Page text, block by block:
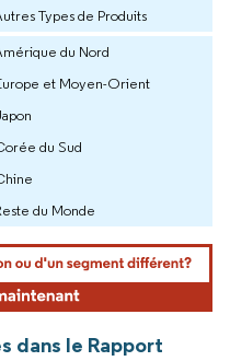
Types de Produits
du Nord
et Moyen-Orient
du Sud
du Monde
dans le Rapport